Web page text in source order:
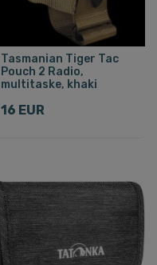
Tasmanian Tiger Tac
Pouch 2 Radio,
multitaske, khaki
16 EUR